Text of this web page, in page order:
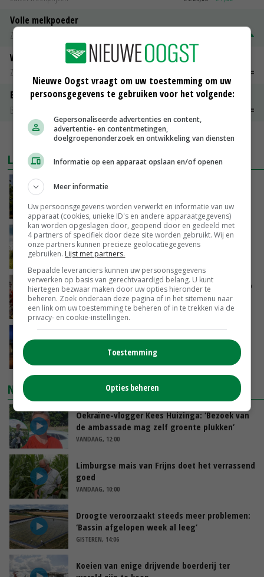
Volle melkpoeder
Zuivel weekprijzen
Weipoeder
Zuivel weekprijzen
Boeren Gouda 12 kg
Boerenkaas
MEER MARKTPRIJZEN
LAATSTE NIEUWS
Kamervragen over onttrekkingsverbod,
VANDAAG, 16:27
‘Rendement van Krullvarkens komt van de
overkant’
VANDAAG, 15:30
Oorlogen en El Niño stuwen voedselprijzen op
VANDAAG, 15:04
hogere omzet
NIEUWSTE VIDEO'S
Oekraïne-vlogger Kees Huizinga: ‘Bezoek van
de ambassade mag zelf groente plukken’
VANDAAG, 12:00
Limburgse mais van Frijns doet het verrassend
goed
VANDAAG, 10:00
Droogte veroorzaakt steeds meer problemen:
‘Bassin afgelopen week al leeg’
GISTEREN, 14:06
Koeien van enige drijvende boerderij ter
Nieuwe Oogst vraagt om uw toestemming om uw
persoonsgegevens te gebruiken voor het volgende:
Gepersonaliseerde advertenties en content,
advertentie- en contentmetingen,
doelgroepenonderzoek en ontwikkeling van diensten
Informatie op een apparaat opslaan en/of openen
Meer informatie
Uw persoonsgegevens worden verwerkt en informatie van uw
apparaat (cookies, unieke ID's en andere apparaatgegevens)
kan worden opgeslagen door, geopend door en gedeeld met
4 partners of specifiek door deze site worden gebruikt. Wij en
onze partners kunnen precieze geolocatiegegevens
gebruiken. Lijst met partners.
Bepaalde leveranciers kunnen uw persoonsgegevens
verwerken op basis van gerechtvaardigd belang. U kunt
hiertegen bezwaar maken door uw opties hieronder te
beheren. Zoek onderaan deze pagina of in het sitemenu naar
een link om uw toestemming te beheren of in te trekken via de
privacy- en cookie-instellingen.
Toestemming
Opties beheren